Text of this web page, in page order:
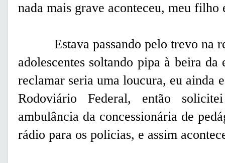
nada mais grave aconteceu, meu filho
Estava passando pelo trevo na
adolescentes soltando pipa à beira
reclamar seria uma loucura, eu ainda
Rodoviário Federal, então
ambulância da concessionária de
rádio para os policias, e assim